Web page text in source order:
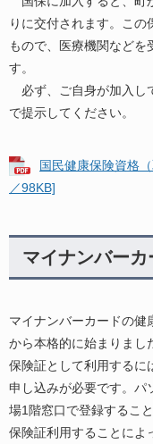
りに交付されます。この
もので、医療機関などを
す。
必ず、ご自身が加入し
で提示してください。
国民健康保険資格
／98KB]
マイナンバー
マイナンバーカードの健
から本格的に始まりまし
保険証として利用する
申し込みが必要です。パ
場1階窓口で登録すること
保険証利用することによ